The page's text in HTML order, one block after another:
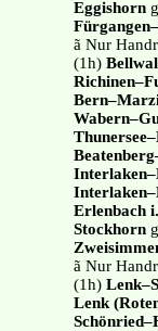
Eggishorn
ã Nur
(1h)
Erlenbach
Stockhorn
ã Nur
(1h)
Lenk